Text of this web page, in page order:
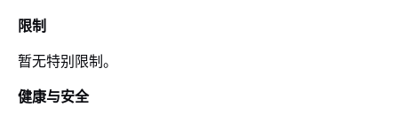
限制
暂无特别限制。
健康与安全